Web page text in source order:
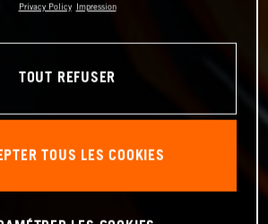
Privacy Policy Impression
TOUT REFUSER
TOUS LES COOKIES